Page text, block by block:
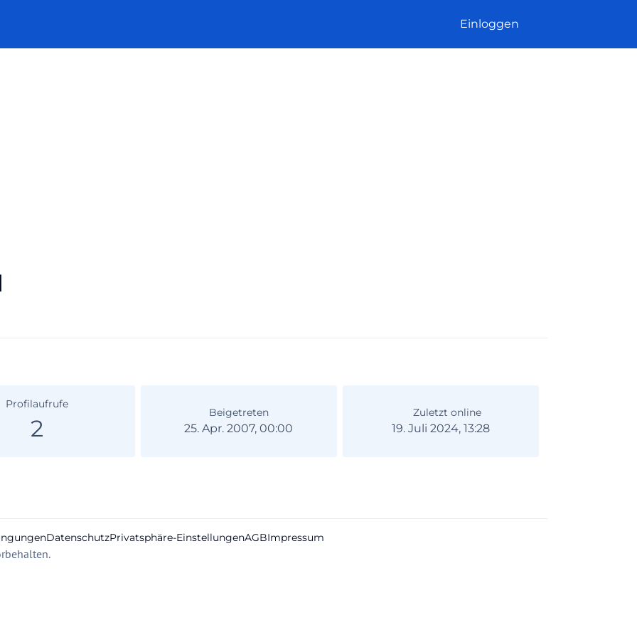
Einloggen
Profilaufrufe
2
Beigetreten
25. Apr. 2007, 00:00
Zuletzt online
19. Juli 2024, 13:28
DatenschutzPrivatsphäre-EinstellungenAGBImpressum